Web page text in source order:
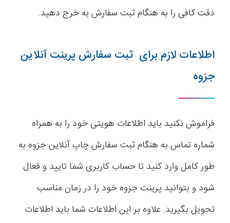
دقت کافی را به هنگام ثبت سفارش به خرج دهید.
اطلاعات لازم برای ثبت سفارش پرینت آنلاین
جزوه
فراموش نکنید باید اطلاعات هویتی خود را به همراه
شماره تماس به هنگام ثبت سفارش چاپ آنلاین جزوه به
طور کامل وارد کنید تا حساب کاربری شما تایید و فعال
شود و بتوانید پرینت جزوه خود را در زمان مناسب
تحویل بگیرید. علاوه بر این اطلاعات شما باید اطلاعات